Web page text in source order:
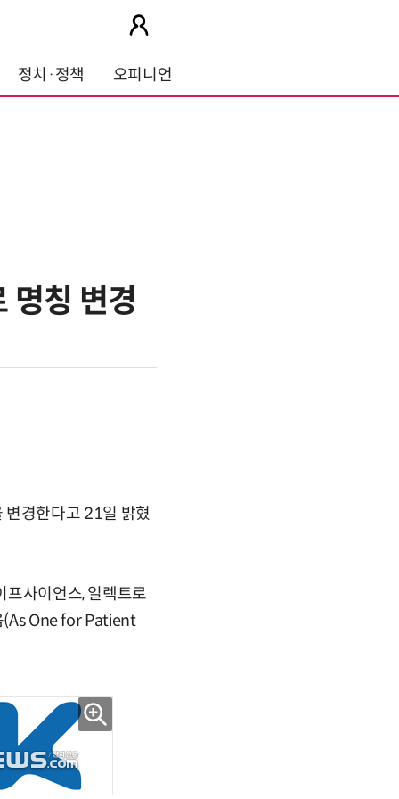
정치·정책 오피니언
명칭 변경
경한다고 21일 밝혔
사이언스, 일렉트로
(As One for Patient